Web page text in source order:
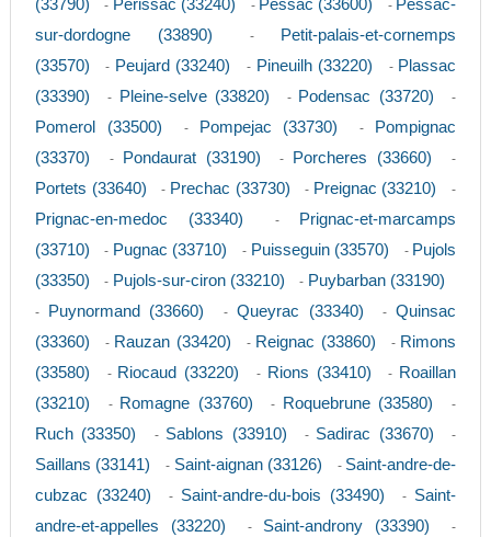
(33790) - Perissac (33240) - Pessac (33600) - Pessac-
sur-dordogne (33890)
-
Petit-palais-et-cornemps
(33570)
- Peujard (33240) - Pineuilh (33220) - Plassac
(33390)
- Pleine-selve (33820) - Podensac (33720) -
Pomerol (33500) - Pompejac (33730) -
Pompignac
(33370)
- Pondaurat (33190) - Porcheres (33660) -
Portets (33640) - Prechac (33730) - Preignac (33210) -
Prignac-en-medoc (33340) -
Prignac-et-marcamps
(33710)
- Pugnac (33710) - Puisseguin (33570) - Pujols
(33350)
- Pujols-sur-ciron (33210) - Puybarban (33190)
- Puynormand (33660) - Queyrac (33340) -Quinsac
(33360)
- Rauzan (33420) - Reignac (33860) - Rimons
(33580)
- Riocaud (33220) - Rions (33410) - Roaillan
(33210)
- Romagne (33760) - Roquebrune (33580) -
Ruch (33350) - Sablons (33910) - Sadirac (33670) -
Saillans (33141) - Saint-aignan (33126) - Saint-andre-de-
cubzac (33240)
- Saint-andre-du-bois (33490) - Saint-
andre-et-appelles (33220)
- Saint-androny (33390) -